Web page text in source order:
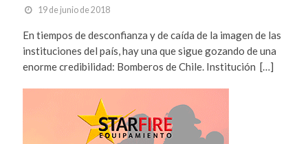
19 de junio de 2018
En tiempos de desconfianza y de caída de la imagen de las
instituciones del país, hay una que sigue gozando de una
enorme credibilidad: Bomberos de Chile. Institución […]